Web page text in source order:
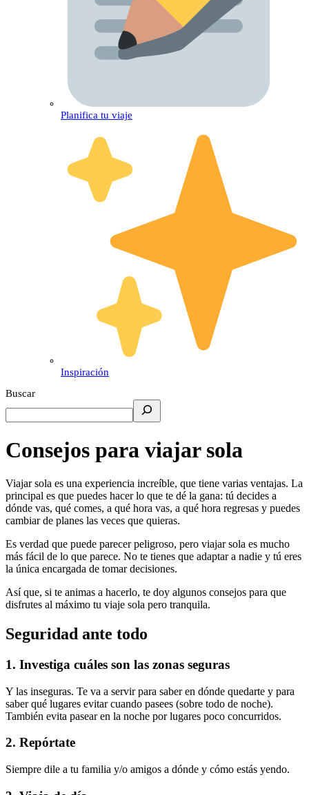
Planifica tu viaje
Inspiración
Buscar
Consejos para viajar sola
Viajar sola es una experiencia increíble, que tiene varias ventajas. La
principal es que puedes hacer lo que te dé la gana: tú decides a
dónde vas, qué comes, a qué hora vas, a qué hora regresas y puedes
cambiar de planes las veces que quieras.
Es verdad que puede parecer peligroso, pero viajar sola es mucho
más fácil de lo que parece. No te tienes que adaptar a nadie y tú eres
la única encargada de tomar decisiones.
Así que, si te animas a hacerlo, te doy algunos consejos para que
disfrutes al máximo tu viaje sola pero tranquila.
Seguridad ante todo
1. Investiga cuáles son las zonas seguras
Y las inseguras. Te va a servir para saber en dónde quedarte y para
saber qué lugares evitar cuando pasees (sobre todo de noche).
También evita pasear en la noche por lugares poco concurridos.
2. Repórtate
Siempre dile a tu familia y/o amigos a dónde y cómo estás yendo.